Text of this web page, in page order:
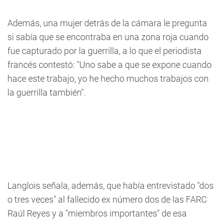
Además, una mujer detrás de la cámara le pregunta
si sabía que se encontraba en una zona roja cuando
fue capturado por la guerrilla, a lo que el periodista
francés contestó: "Uno sabe a que se expone cuando
hace este trabajo, yo he hecho muchos trabajos con
la guerrilla también".
Langlois señala, además, que había entrevistado "dos
o tres veces" al fallecido ex número dos de las FARC
Raúl Reyes y a "miembros importantes" de esa